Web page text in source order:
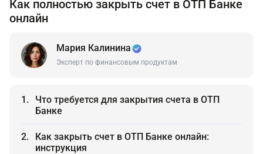
Как полностью закрыть счет в ОТП Банке
онлайн
Мария Калинина
Эксперт по финансовым продуктам
Что требуется для закрытия счета в ОТП
Банке
Как закрыть счет в ОТП Банке онлайн:
инструкция